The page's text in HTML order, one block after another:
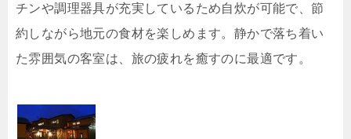
チンや調理器具が充実しているため自炊が可能で、節
約しながら地元の食材を楽しめます。静かで落ち着い
た雰囲気の客室は、旅の疲れを癒すのに最適です。